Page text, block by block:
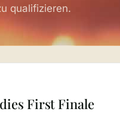
qualifizieren.
First Finale